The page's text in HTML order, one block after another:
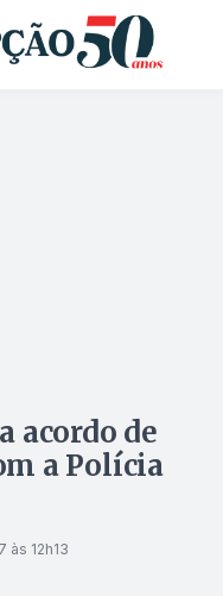
acordo de
a Polícia
às 12h13